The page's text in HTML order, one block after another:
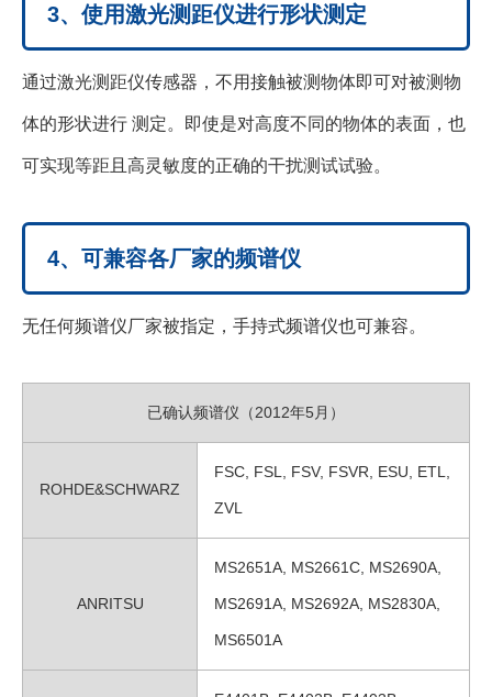
3、使用激光测距仪进行形状测定
通过激光测距仪传感器，不用接触被测物体即可对被测物
体的形状进行 测定。即使是对高度不同的物体的表面，也
可实现等距且高灵敏度的正确的干扰测试试验。
4、可兼容各厂家的频谱仪
无任何频谱仪厂家被指定，手持式频谱仪也可兼容。
已确认频谱仪（2012年5月）
ROHDE&SCHWARZ
FSC, FSL, FSV, FSVR, ESU, ETL,
ZVL
ANRITSU
MS2651A, MS2661C, MS2690A,
MS2691A, MS2692A, MS2830A,
MS6501A